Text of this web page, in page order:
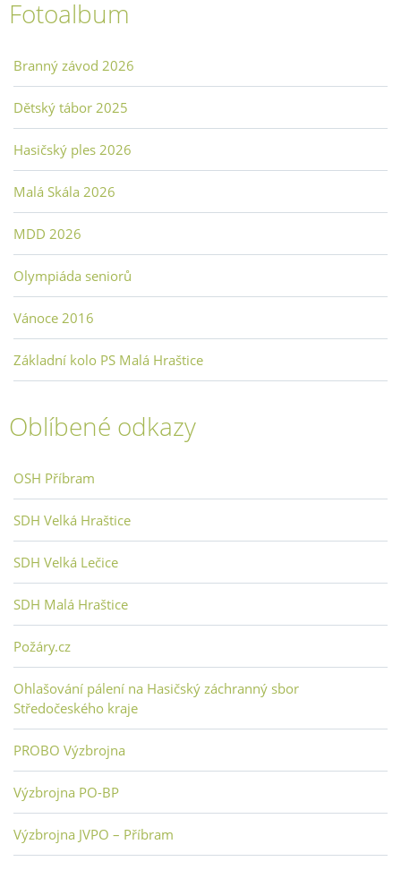
Fotoalbum
Branný závod 2026
Dětský tábor 2025
Hasičský ples 2026
Malá Skála 2026
MDD 2026
Olympiáda seniorů
Vánoce 2016
Základní kolo PS Malá Hraštice
Oblíbené odkazy
OSH Příbram
SDH Velká Hraštice
SDH Velká Lečice
SDH Malá Hraštice
Požáry.cz
Ohlašování pálení na Hasičský záchranný sbor
Středočeského kraje
PROBO Výzbrojna
Výzbrojna PO-BP
Výzbrojna JVPO – Příbram